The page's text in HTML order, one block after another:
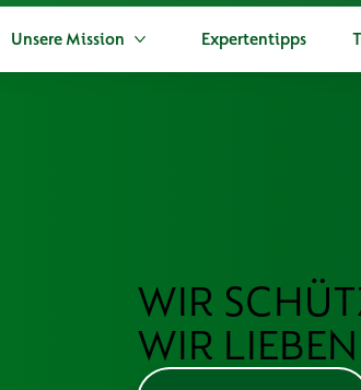
Unsere Mission
Mehr Unsere Mission
Expertentipps
WIR
WIR LIEBEN